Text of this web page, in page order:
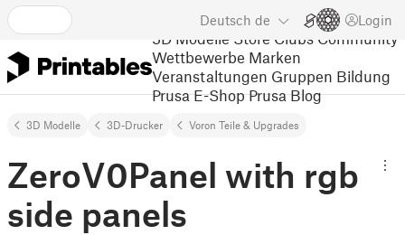
Deutsch de Login
3D Modelle Store Clubs Community
Wettbewerbe Marken
Veranstaltungen Gruppen Bildung
Prusa E-Shop Prusa Blog
3D Modelle 3D-Drucker Voron Teile & Upgrades
ZeroV0Panel with rgb
side panels